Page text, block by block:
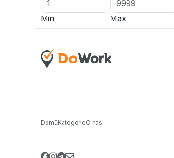
Min Max
DomůKategorieO nás